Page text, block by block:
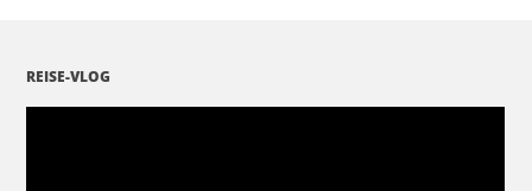
REISE-VLOG